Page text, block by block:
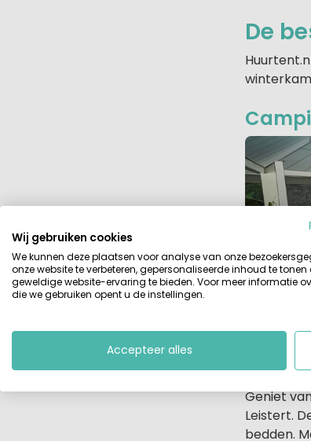
De
Geniet
Leistert.
bedden.
Wij gebruiken cookies
We kunnen deze plaatsen voor analyse van onze
onze website te verbeteren, gepersonaliseerde inhoud te tonen
geweldige website-ervaring te bieden. Voor meer informatie
die we gebruiken opent u de instellingen.
Accepteer alles